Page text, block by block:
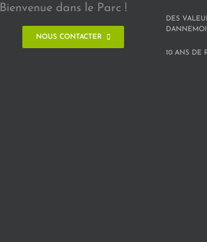
Bienvenue dans le Parc !
NOUS CONTACTER
DES
10 ANS DE